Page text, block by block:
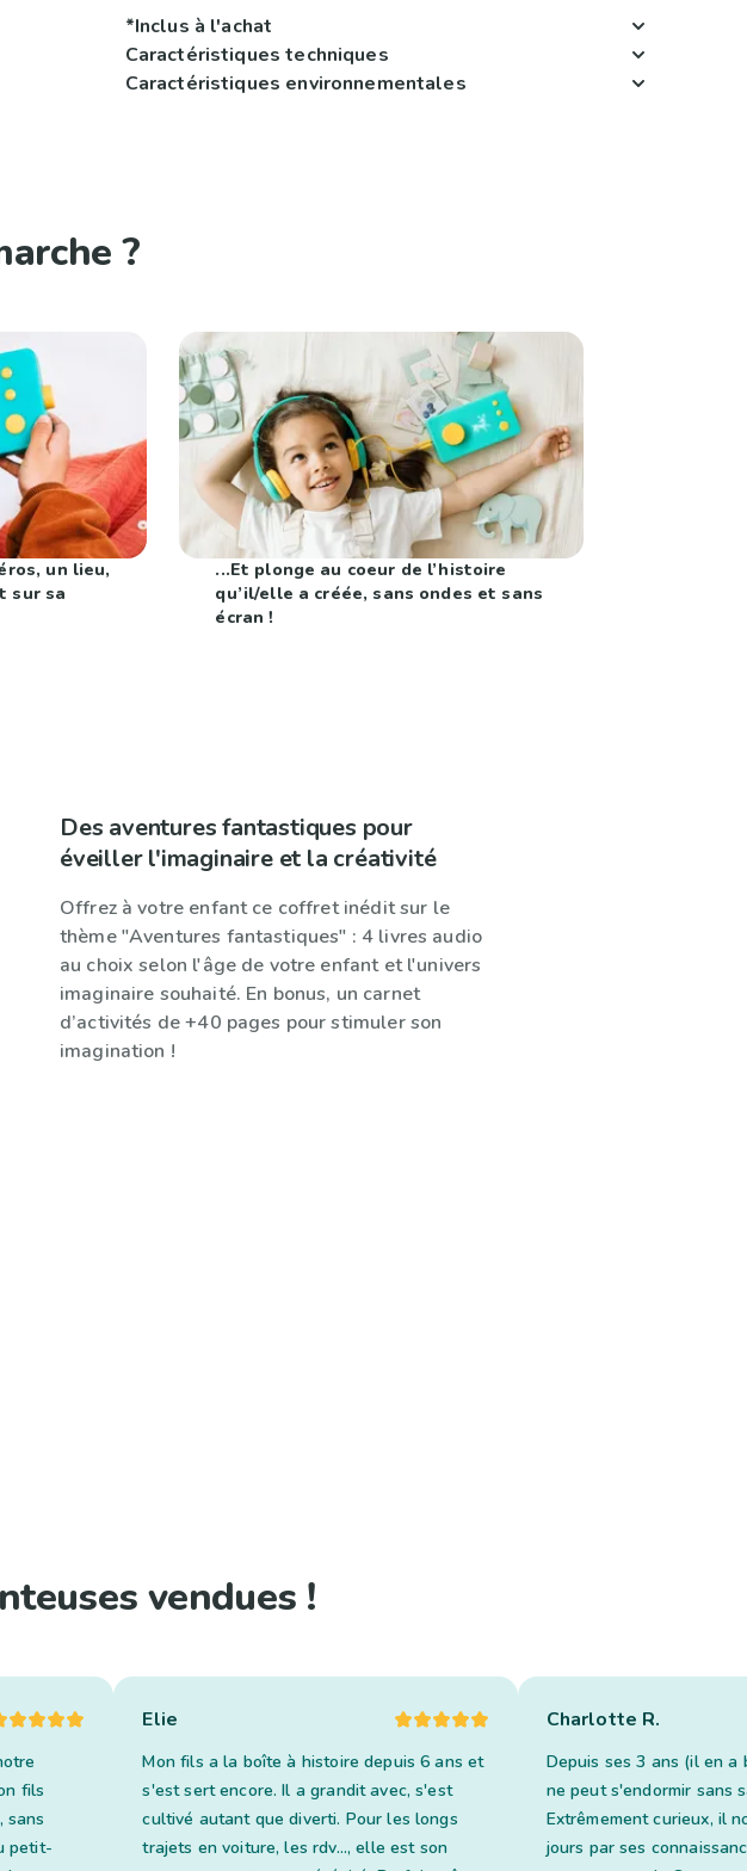
*Inclus à l'achat
Caractéristiques techniques
Caractéristiques environnementales
?
un lieu,
sur sa
...Et plonge au coeur de l’histoire
qu’il/elle a créée, sans ondes et sans
écran !
Des aventures fantastiques pour
éveiller l'imaginaire et la créativité
Offrez à votre enfant ce coffret inédit sur le
thème "Aventures fantastiques" : 4 livres audio
au choix selon l'âge de votre enfant et l'univers
imaginaire souhaité. En bonus, un carnet
d’activités de +40 pages pour stimuler son
imagination !
vendues !
fils
sans
petit-
Elie
Mon fils a la boîte à histoire depuis 6 ans et
s'est sert encore. Il a grandit avec, s'est
cultivé autant que diverti. Pour les longs
trajets en voiture, les rdv..., elle est son
Charlotte R.
Depuis ses 3 ans (il en a
ne peut s'endormir sans
Extrêmement curieux, il
jours par ses